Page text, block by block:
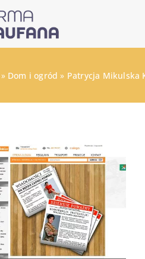
» Dom i ogród » Patrycja Mikulska